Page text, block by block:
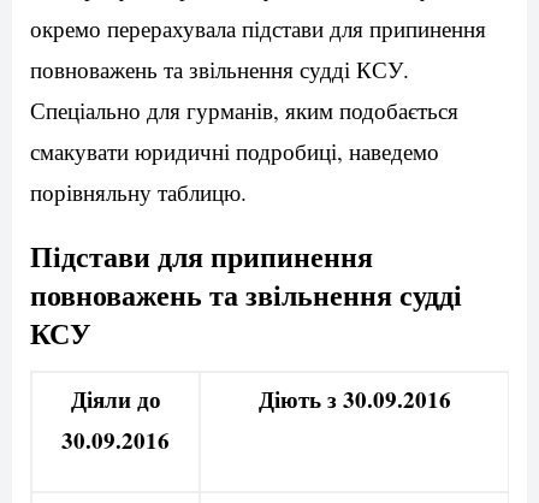
окремо перерахувала підстави для припинення
повноважень та звільнення судді КСУ.
Спеціально для гурманів, яким подобається
смакувати юридичні подробиці, наведемо
порівняльну таблицю.
Підстави для припинення
повноважень та звільнення судді
КСУ
Діяли до
30.09.2016
Діють з 30.09.2016